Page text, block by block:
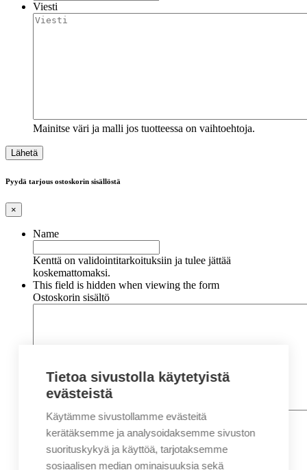
Viesti
Mainitse väri ja malli jos tuotteessa on vaihtoehtoja.
Pyydä tarjous ostoskorin sisällöstä
×
Name
Kenttä on validointitarkoituksiin ja tulee jättää
koskemattomaksi.
This field is hidden when viewing the form
Ostoskorin sisältö
Nimi*
Etunimi
Sukunimi
Tietoa sivustolla käytetyistä
evästeistä
Käytämme sivustollamme evästeitä
kerätäksemme ja analysoidaksemme sivuston
suorituskykyä ja käyttöä, tarjotaksemme
sosiaalisen median ominaisuuksia sekä